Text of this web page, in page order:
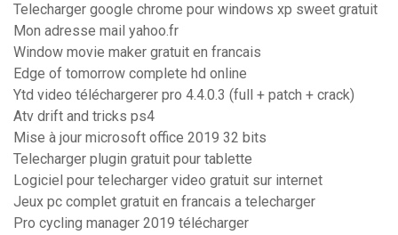
Telecharger google chrome pour windows xp sweet gratuit
Mon adresse mail yahoo.fr
Window movie maker gratuit en francais
Edge of tomorrow complete hd online
Ytd video téléchargerer pro 4.4.0.3 (full + patch + crack)
Atv drift and tricks ps4
Mise à jour microsoft office 2019 32 bits
Telecharger plugin gratuit pour tablette
Logiciel pour telecharger video gratuit sur internet
Jeux pc complet gratuit en francais a telecharger
Pro cycling manager 2019 télécharger